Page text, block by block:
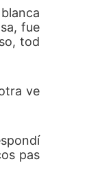
fue
tod
ve
pas